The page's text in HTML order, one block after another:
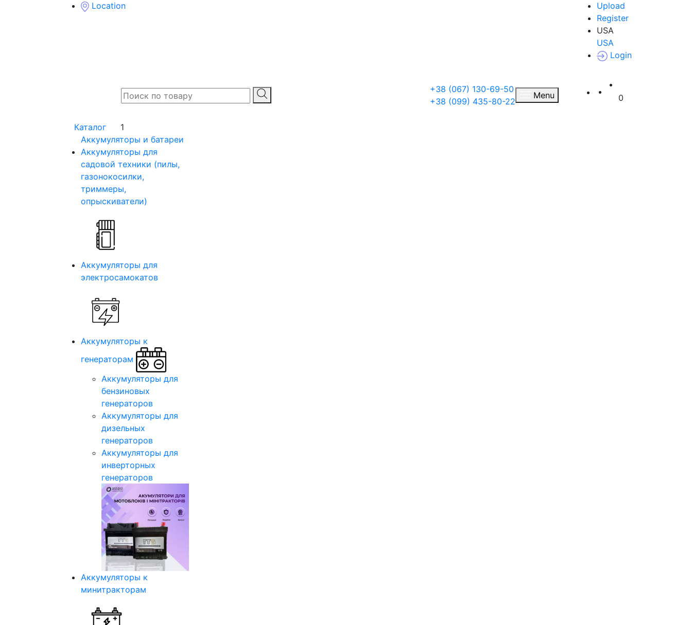
Location
Upload
Register
USA
USA
Login
+38 (067) 130-69-50
+38 (099) 435-80-22
Menu RU
0
Каталог
1
Аккумуляторы и батареи
Аккумуляторы для
садовой техники (пилы,
газонокосилки,
триммеры,
опрыскиватели)
Аккумуляторы для
электросамокатов
Аккумуляторы к
генераторам
Аккумуляторы для
бензиновых
генераторов
Аккумуляторы для
дизельных
генераторов
Аккумуляторы для
инверторных
генераторов
Аккумуляторы к
минитракторам